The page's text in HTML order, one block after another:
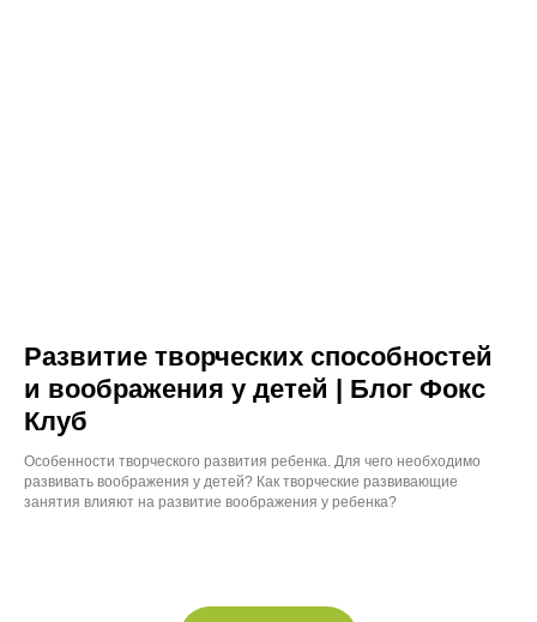
Развитие творческих способностей
и воображения у детей | Блог Фокс
Клуб
Особенности творческого развития ребенка. Для чего необходимо
развивать воображения у детей? Как творческие развивающие
занятия влияют на развитие воображения у ребенка?